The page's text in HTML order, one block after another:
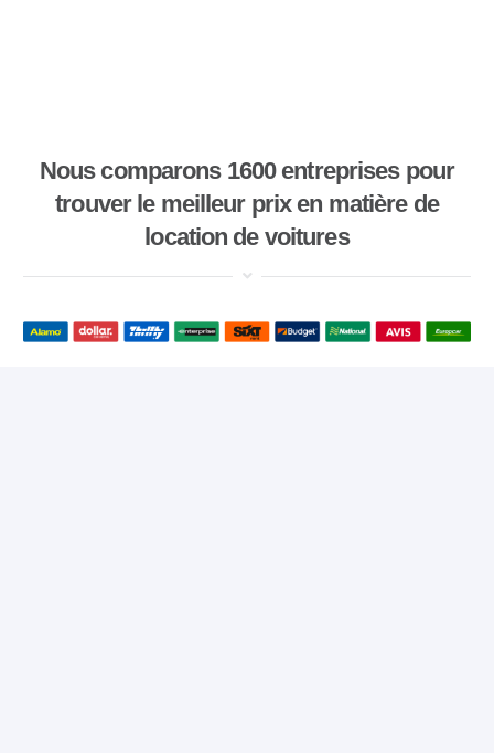
Nous comparons 1600 entreprises pour
trouver le meilleur prix en matière de
location de voitures